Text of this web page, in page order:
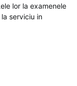
lor la examenele
serviciu in